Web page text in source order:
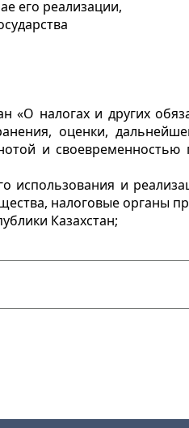
его реализации,
«О налогах и других
оценки,
и своевременностью
использования и
налоговые органы
Казахстан;